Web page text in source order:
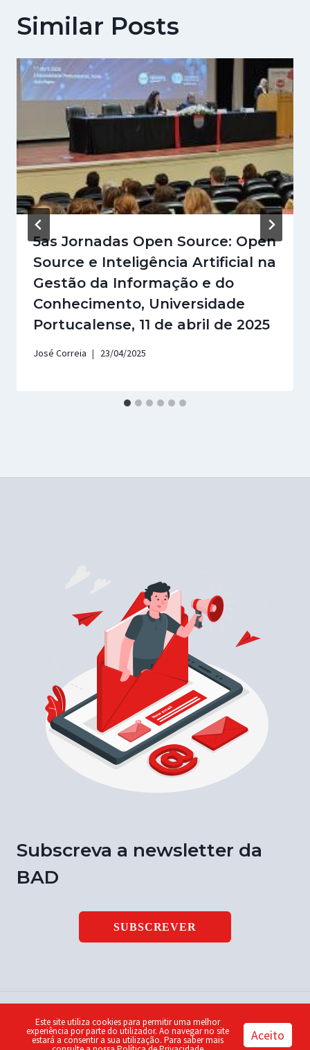
Similar Posts
5as Jornadas Open Source: Open
Source e Inteligência Artificial na
Gestão da Informação e do
Conhecimento, Universidade
Portucalense, 11 de abril de 2025
José Correia 23/04/2025
Subscreva a newsletter da
BAD
SUBSCREVER
© 2026 Notícia BAD | ISSN 1646-9003 | Design by Piu
Este site utiliza cookies para permitir uma melhor
experiência por parte do utilizador. Ao navegar no site
estará a consentir a sua utilização. Para saber mais Aceito